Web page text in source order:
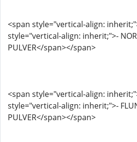
<span style="vertical-align:
style="vertical-align: inherit;">-
PULVER</span></span>
<span style="vertical-align:
style="vertical-align: inherit;">-
PULVER</span></span>